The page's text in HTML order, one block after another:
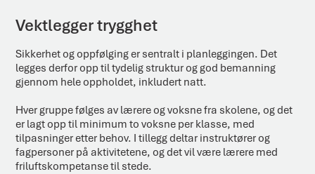
Vektlegger trygghet
Sikkerhet og oppfølging er sentralt i planleggingen. Det
legges derfor opp til tydelig struktur og god bemanning
gjennom hele oppholdet, inkludert natt.
Hver gruppe følges av lærere og voksne fra skolene, og det
er lagt opp til minimum to voksne per klasse, med
tilpasninger etter behov. I tillegg deltar instruktører og
fagpersoner på aktivitetene, og det vil være lærere med
friluftskompetanse til stede.